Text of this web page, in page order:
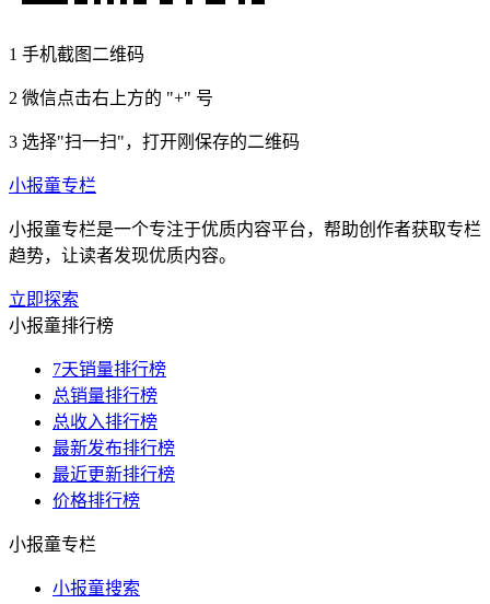
1 手机截图二维码
2 微信点击右上方的 "+" 号
3 选择"扫一扫"，打开刚保存的二维码
小报童专栏
小报童专栏是一个专注于优质内容平台，帮助创作者获取专栏
趋势，让读者发现优质内容。
立即探索
小报童排行榜
7天销量排行榜
总销量排行榜
总收入排行榜
最新发布排行榜
最近更新排行榜
价格排行榜
小报童专栏
小报童搜索